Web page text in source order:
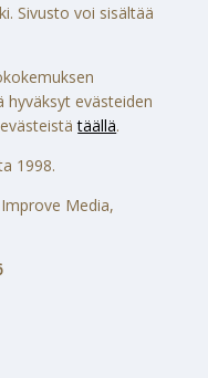
Sivusto voi sisältää
hyväksyt evästeiden
täällä.
1998.
Media,